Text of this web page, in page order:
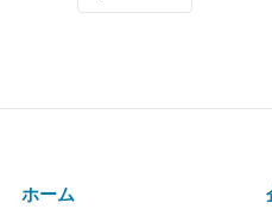
ホーム